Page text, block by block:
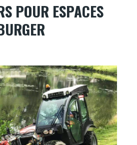
POUR ESPACES